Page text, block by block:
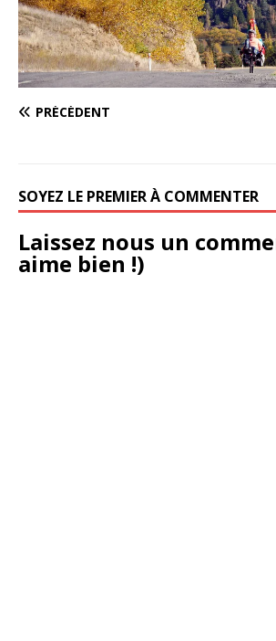
PRÉCÉDENT
SOYEZ LE PREMIER À COMMENTER
Laissez nous un
aime bien !)